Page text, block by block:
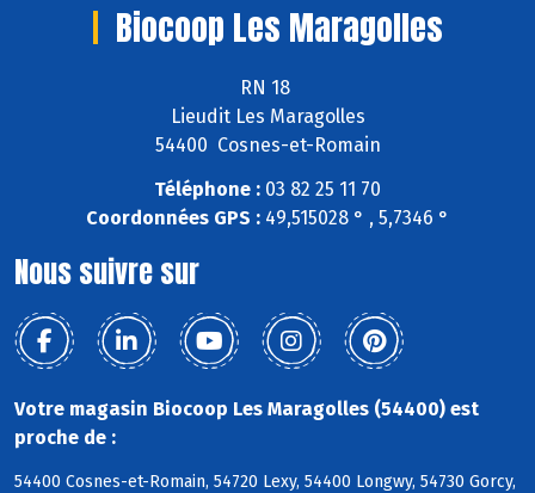
Biocoop Les Maragolles
RN 18
Lieudit Les Maragolles
54400 Cosnes-et-Romain
Téléphone : 03 82 25 11 70
Coordonnées GPS : 49,515028 ° , 5,7346 °
Nous suivre sur
Votre magasin Biocoop Les Maragolles (54400) est
proche de :
54400 Cosnes-et-Romain, 54720 Lexy, 54400 Longwy, 54730 Gorcy,